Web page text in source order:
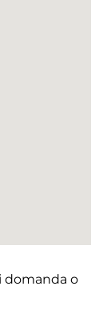
domanda o